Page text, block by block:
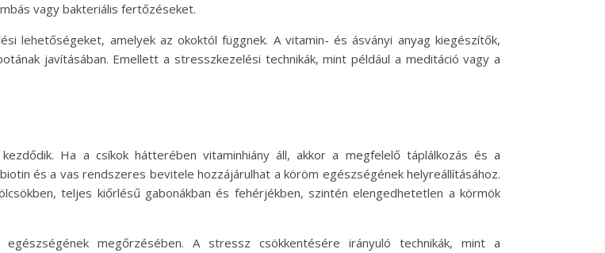
vagy bakteriális fertőzéseket.
lehetőségeket, amelyek az okoktól függnek. A vitamin- és ásványi anyag kiegészítők,
javításában. Emellett a stresszkezelési technikák, mint például a meditáció vagy a
Ha a csíkok hátterében vitaminhiány áll, akkor a megfelelő táplálkozás és a
és a vas rendszeres bevitele hozzájárulhat a köröm egészségének helyreállításához.
teljes kiőrlésű gabonákban és fehérjékben, szintén elengedhetetlen a körmök
megőrzésében. A stressz csökkentésére irányuló technikák, mint a